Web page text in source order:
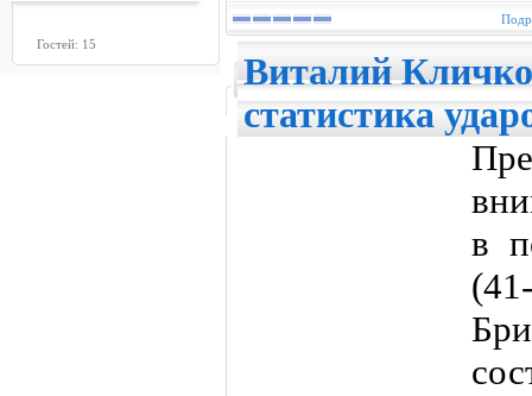
Гостей: 15
Виталий
статистика
в